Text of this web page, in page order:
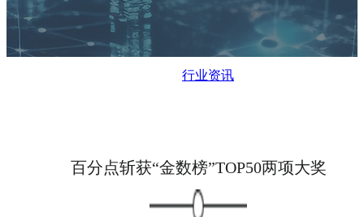
行业资讯
百分点斩获“金数榜”TOP50两项大奖